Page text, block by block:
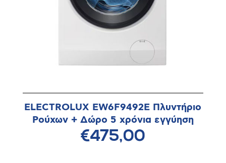
ELECTROLUX EW6F9492E Πλυντήριο
Ρούχων + Δώρο 5 χρόνια εγγύηση
€475,00